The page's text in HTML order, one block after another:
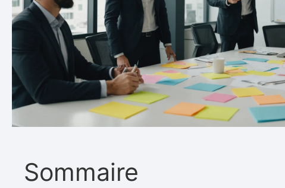
Sommaire